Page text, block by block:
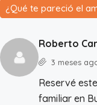
¿Qué te pareció el
Roberto
3 meses
Reservé
familiar en